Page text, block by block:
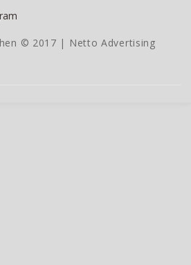
© 2017 | Netto Advertising